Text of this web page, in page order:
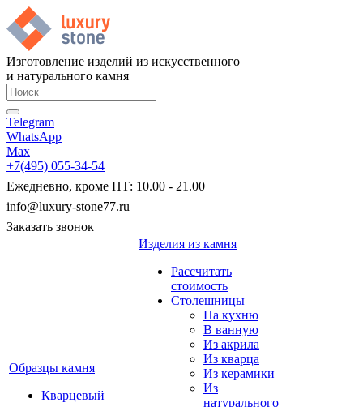
Изготовление изделий из искусственного
и натурального камня
Telegram
WhatsApp
Max
+7(495) 055-34-54
Ежедневно, кроме ПТ: 10.00 - 21.00
info@luxury-stone77.ru
Заказать звонок
Образцы камня
Кварцевый
Изделия из камня
Рассчитать
стоимость
Столешницы
На кухню
В ванную
Из акрила
Из кварца
Из керамики
Из
натурального